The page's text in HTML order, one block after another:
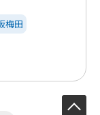
梅田